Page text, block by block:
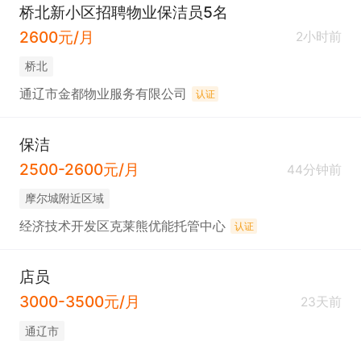
桥北新小区招聘物业保洁员5名
2600元/月
2小时前
桥北
通辽市金都物业服务有限公司 认证
保洁
2500-2600元/月
44分钟前
摩尔城附近区域
经济技术开发区克莱熊优能托管中心 认证
店员
3000-3500元/月
23天前
通辽市